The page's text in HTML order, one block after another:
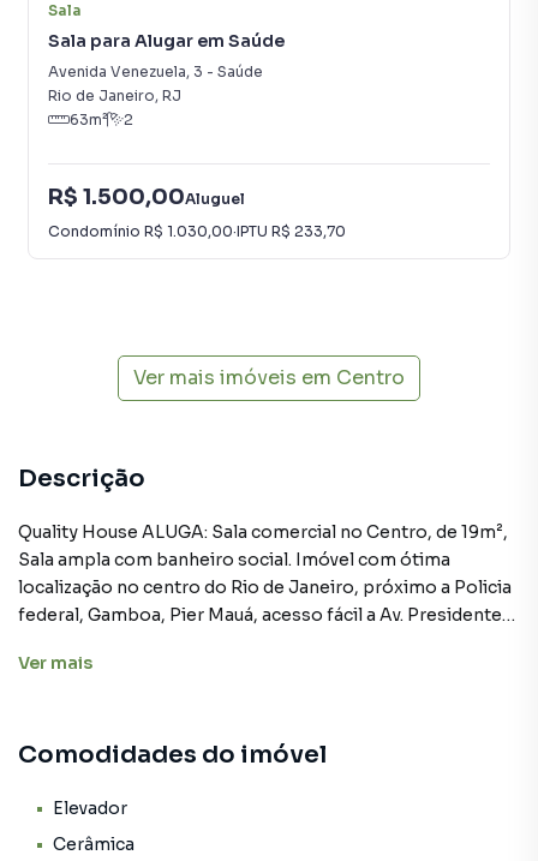
Sala
Sala para Alugar em Saúde
Avenida Venezuela, 3 - Saúde
Rio de Janeiro, RJ
63m² 2
R$ 1.500,00Aluguel
Condomínio R$ 1.030,00·IPTU R$ 233,70
Ver mais imóveis em Centro
Descrição
Quality House ALUGA: Sala comercial no Centro, de 19m²,
Sala ampla com banheiro social. Imóvel com ótima
localização no centro do Rio de Janeiro, próximo a Policia
federal, Gamboa, Pier Mauá, acesso fácil a Av. Presidente
redor. Condomínio com portaria em horário comercial.
por telefone ou Whatsapp. Quality House, 28 anos sendo
Ver mais
Comodidades do imóvel
Elevador
Cerâmica